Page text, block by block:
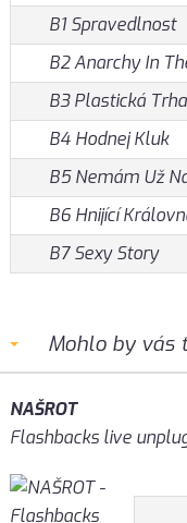
B1 Spravedlnost
B2 Anarchy In
B3 Plastická
B4 Hodnej Kluk
B5 Nemám Už
B6 Hnijící
B7 Sexy Story
Mohlo by vás
NAŠROT
Flashbacks live